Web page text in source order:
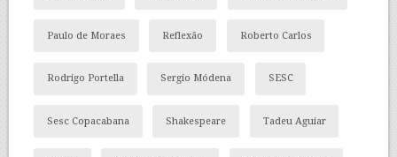
Paulo de Moraes Reflexão Roberto Carlos
Rodrigo Portella Sergio Módena SESC
Sesc Copacabana Shakespeare Tadeu Aguiar